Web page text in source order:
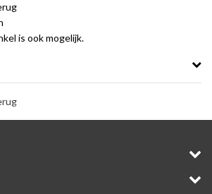
is ook mogelijk.